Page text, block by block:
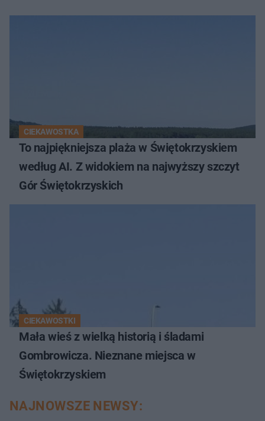
CIEKAWOSTKA
To najpiękniejsza plaża w Świętokrzyskiem
według AI. Z widokiem na najwyższy szczyt
Gór Świętokrzyskich
CIEKAWOSTKI
Mała wieś z wielką historią i śladami
Gombrowicza. Nieznane miejsca w
Świętokrzyskiem
NAJNOWSZE NEWSY: